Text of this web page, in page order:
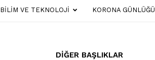
BILIM VE TEKNOLOJI KORONA GÜNLÜĞÜ
DIĞER BAŞLIKLAR